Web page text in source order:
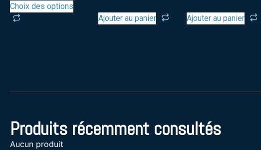
Choix des options
Ajouter au panier Ajouter au panier
Produits récemment consultés
Aucun produit